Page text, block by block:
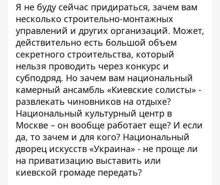
Я не буду сейчас придираться, зачем вам
несколько строительно-монтажных
управлений и других организаций. Может,
действительно есть большой объем
секретного строительства, который
нельзя проводить через конкурс и
субподряд. Но зачем вам национальный
камерный ансамбль «Киевские солисты» -
развлекать чиновников на отдыхе?
Национальный культурный центр в
Москве – он вообще работает еще? И если
да, то зачем и для кого? Национальный
дворец искусств «Украина» - не проще ли
на приватизацию выставить или
киевской громаде передать?